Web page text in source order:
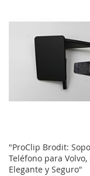
LIST
"ProClip Brodit:
Teléfono para
Elegante y Seguro"